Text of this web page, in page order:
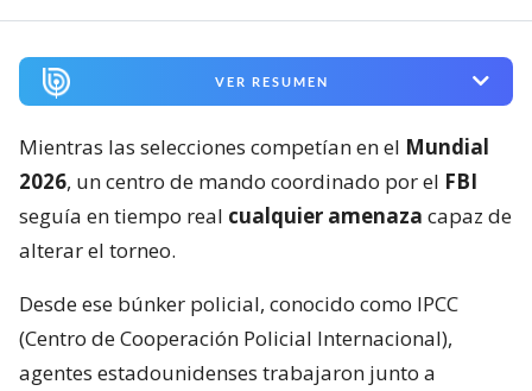
VER RESUMEN
Mientras las selecciones competían en el Mundial
2026, un centro de mando coordinado por el FBI
seguía en tiempo real cualquier amenaza capaz de
alterar el torneo.
Desde ese búnker policial, conocido como IPCC
(Centro de Cooperación Policial Internacional),
agentes estadounidenses trabajaron junto a